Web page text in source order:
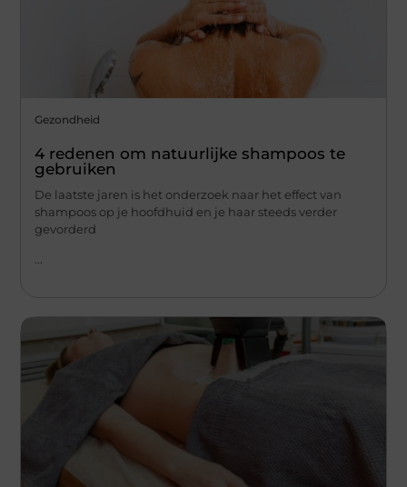
Gezondheid
4 redenen om natuurlijke shampoos te
gebruiken
De laatste jaren is het onderzoek naar het effect van
shampoos op je hoofdhuid en je haar steeds verder
gevorderd